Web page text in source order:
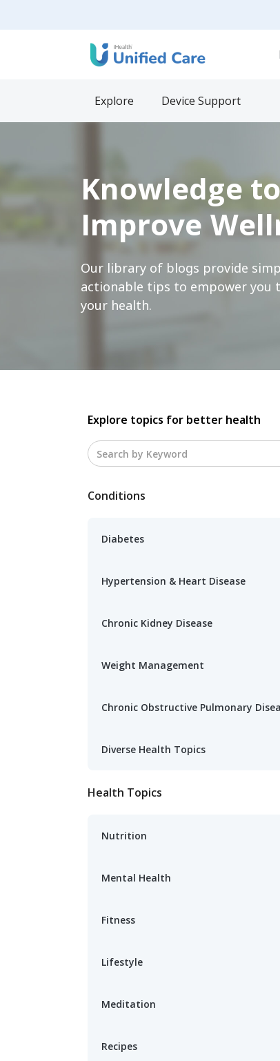
Explore Device Support
Knowledge
Improve
Our library of blogs provide
actionable tips to empower you
your health.
Explore topics for better health
Conditions
Diabetes
Hypertension & Heart Disease
Chronic Kidney Disease
Weight Management
Chronic Obstructive Pulmonary
Diverse Health Topics
Health Topics
Nutrition
Mental Health
Fitness
Lifestyle
Meditation
Recipes